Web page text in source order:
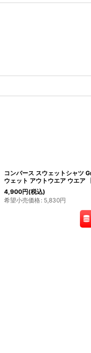
コンバース スウェットシャツ
ウェット アウトウエア ウエア
4,900円(税込)
希望小売価格: 5,830円